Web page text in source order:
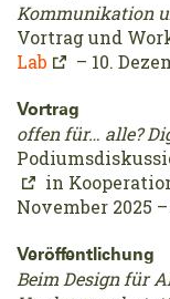
Kommunikation
Vortrag und
Lab
– 10.
Vortrag
offen für… alle?
in
November 2025
Veröffentlichung
Beim Design für